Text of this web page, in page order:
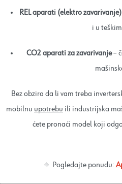
REL aparati (elektro zavarivanje)
i u
CO2 aparati za zavarivanje–
Bez obzira da li vam treba
mobilnu upotrebu ili industrijska
ćete pronaći model koji
🔸 Pogledajte ponudu: